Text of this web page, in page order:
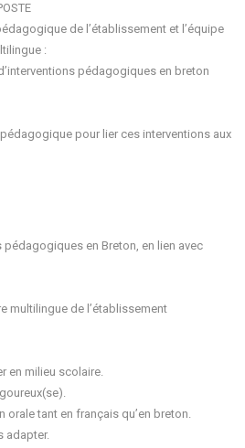
de l’établissement et l’équipe
:
pédagogiques en breton
pour lier ces interventions aux
en Breton, en lien avec
multilingue de l’établissement
en milieu scolaire.
orale tant en français qu’en breton.
adapter.